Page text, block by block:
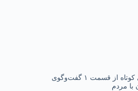
۶ نکته‌ی کوتاه از قسمت ۱ گفت‌وگوی
با مردم